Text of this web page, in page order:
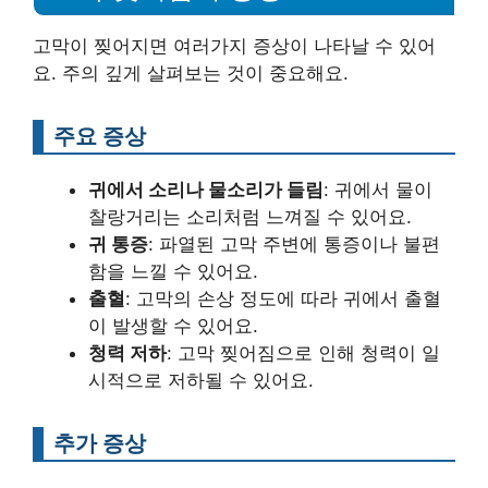
고막이 찢어지면 여러가지 증상이 나타날 수 있어
요. 주의 깊게 살펴보는 것이 중요해요.
주요 증상
귀에서 소리나 물소리가 들림: 귀에서 물이
찰랑거리는 소리처럼 느껴질 수 있어요.
귀 통증: 파열된 고막 주변에 통증이나 불편
함을 느낄 수 있어요.
출혈 : 고막의 손상 정도에 따라 귀에서 출혈
이 발생할 수 있어요.
청력 저하: 고막 찢어짐으로 인해 청력이 일
시적으로 저하될 수 있어요.
추가 증상